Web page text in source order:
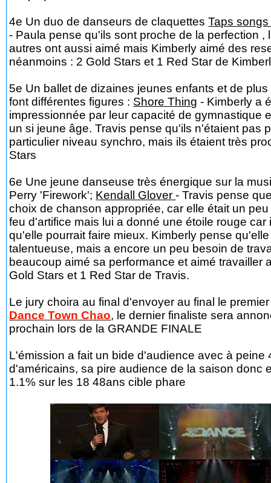
4e Un duo de danseurs de claquettesTaps
- Paula pense qu'ils sont proche de la perfection ,
autres ont aussi aimé mais Kimberly aimé des
néanmoins : 2 Gold Stars et 1 Red Star de
5e Un ballet de dizaines jeunes enfants et de
font différentes figures : Shore Thing - Kimberly a
impressionnée par leur capacité de gymnastique
un si jeune âge. Travis pense qu'ils n'étaient pas
particulier niveau synchro, mais ils étaient très
Stars
6e Une jeune danseuse très énergique sur la
Perry 'Firework'; Kendall Glover- Travis pense
choix de chanson appropriée, car elle était un
feu d'artifice mais lui a donné une étoile rouge car
qu'elle pourrait faire mieux. Kimberly pense
talentueuse, mais a encore un peu besoin de
beaucoup aimé sa performance et aimé travailler
Gold Stars et 1 Red Star de Travis.
Le jury choira au final d'envoyer au final le
Dance Town Chao, le dernier finaliste sera
prochain lors de la GRANDE FINALE
L'émission a fait un bide d'audience avec à peine
d'américains, sa pire audience de la saison donc
1.1% sur les 18 48ans cible phare